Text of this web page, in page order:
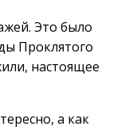
Это было
Проклятого
настоящее
а как